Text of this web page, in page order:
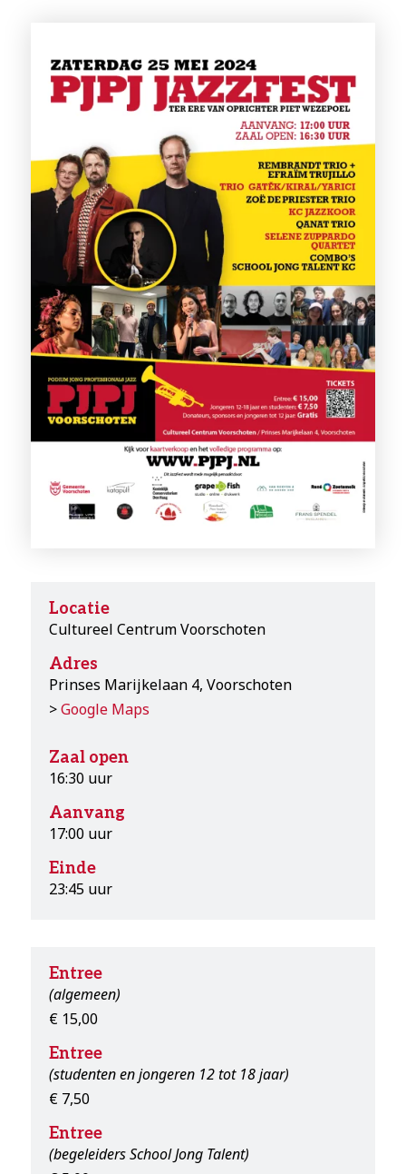
Locatie
Cultureel Centrum Voorschoten
Adres
Prinses Marijkelaan 4, Voorschoten
>Google Maps
Zaal open
16:30 uur
Aanvang
17:00 uur
Einde
23:45 uur
Entree
(algemeen)
€ 15,00
Entree
(studenten en jongeren 12 tot 18 jaar)
€ 7,50
Entree
(begeleiders School Jong Talent)